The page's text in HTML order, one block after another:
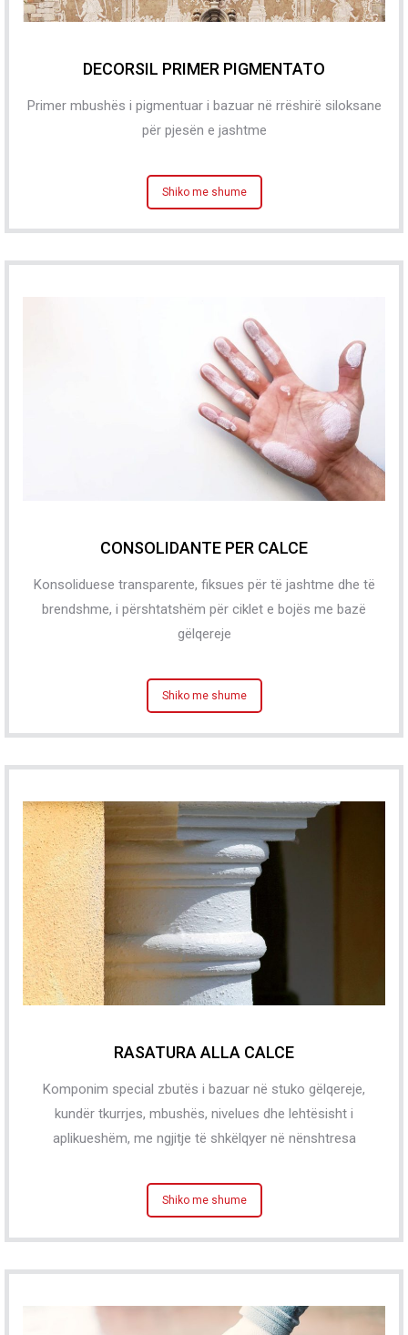
DECORSIL PRIMER PIGMENTATO
Primer mbushës i pigmentuar i bazuar në rrëshirë siloksane
për pjesën e jashtme
Shiko me shume
CONSOLIDANTE PER CALCE
Konsoliduese transparente, fiksues për të jashtme dhe të
brendshme, i përshtatshëm për ciklet e bojës me bazë
gëlqereje
Shiko me shume
RASATURA ALLA CALCE
Komponim special zbutës i bazuar në stuko gëlqereje,
kundër tkurrjes, mbushës, nivelues dhe lehtësisht i
aplikueshëm, me ngjitje të shkëlqyer në nënshtresa
Shiko me shume